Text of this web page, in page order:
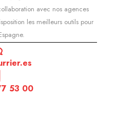
avec nos agences
les meilleurs outils pour
53 00